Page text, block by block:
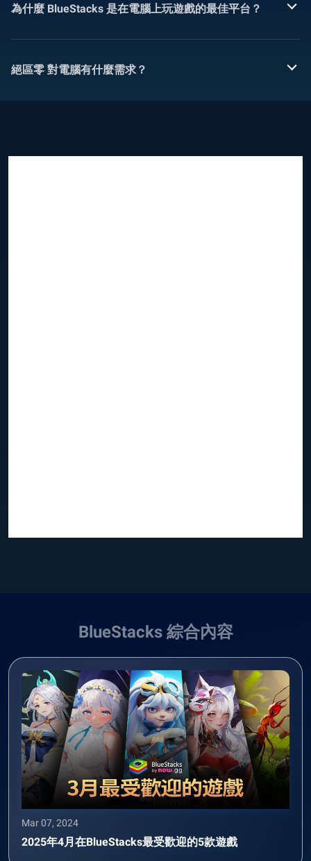
為什麼 BlueStacks 是在電腦上玩遊戲的最佳平台？
絕區零 對電腦有什麼需求？
BlueStacks 綜合內容
Mar 07, 2024
2025年4月在BlueStacks最受歡迎的5款遊戲